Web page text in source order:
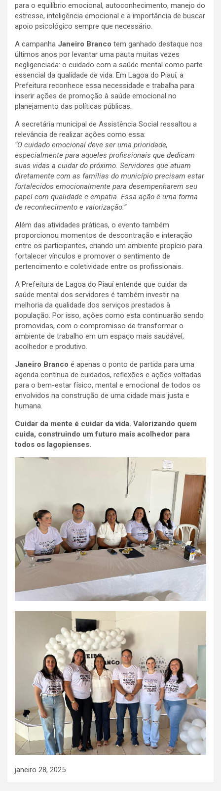
para o equilíbrio emocional, autoconhecimento, manejo do
estresse, inteligência emocional e a importância de buscar
apoio psicológico sempre que necessário.
A campanha Janeiro Branco tem ganhado destaque nos
últimos anos por levantar uma pauta muitas vezes
negligenciada: o cuidado com a saúde mental como parte
essencial da qualidade de vida. Em Lagoa do Piauí, a
Prefeitura reconhece essa necessidade e trabalha para
inserir ações de promoção à saúde emocional no
planejamento das políticas públicas.
A secretária municipal de Assistência Social ressaltou a
relevância de realizar ações como essa:
“O cuidado emocional deve ser uma prioridade,
especialmente para aqueles profissionais que dedicam
suas vidas a cuidar do próximo. Servidores que atuam
diretamente com as famílias do município precisam estar
fortalecidos emocionalmente para desempenharem seu
papel com qualidade e empatia. Essa ação é uma forma
de reconhecimento e valorização.”
Além das atividades práticas, o evento também
proporcionou momentos de descontração e interação
entre os participantes, criando um ambiente propício para
fortalecer vínculos e promover o sentimento de
pertencimento e coletividade entre os profissionais.
A Prefeitura de Lagoa do Piauí entende que cuidar da
saúde mental dos servidores é também investir na
melhoria da qualidade dos serviços prestados à
população. Por isso, ações como esta continuarão sendo
promovidas, com o compromisso de transformar o
ambiente de trabalho em um espaço mais saudável,
acolhedor e produtivo.
Janeiro Branco é apenas o ponto de partida para uma
agenda contínua de cuidados, reflexões e ações voltadas
para o bem-estar físico, mental e emocional de todos os
envolvidos na construção de uma cidade mais justa e
humana.
Cuidar da mente é cuidar da vida. Valorizando quem
cuida, construindo um futuro mais acolhedor para
todos os lagopienses.
janeiro 28, 2025